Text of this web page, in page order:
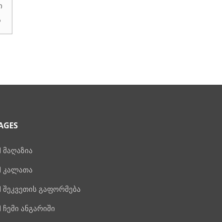
მაღაზია
კალათა
შეკვეთის გაფორმება
ჩემი ანგარიში